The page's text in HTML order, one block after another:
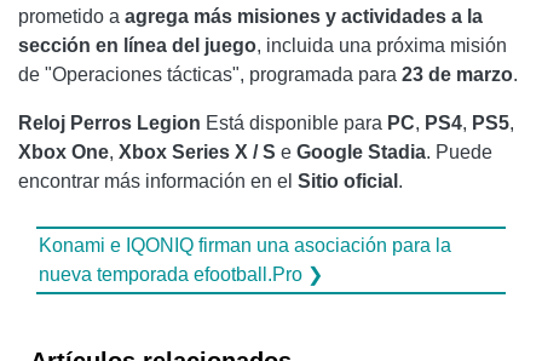
prometido a agrega más misiones y actividades a la
sección en línea del juego, incluida una próxima misión
de "Operaciones tácticas", programada para 23 de marzo.
Reloj Perros Legion Está disponible para PC, PS4, PS5,
Xbox One, Xbox Series X / S e Google Stadia. Puede
encontrar más información en el Sitio oficial .
Konami e IQONIQ firman una asociación para la
nueva temporada efootball.Pro ❯